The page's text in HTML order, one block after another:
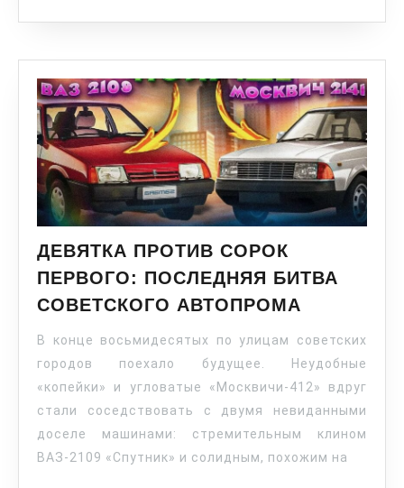
ДЕВЯТКА ПРОТИВ СОРОК
ПЕРВОГО: ПОСЛЕДНЯЯ БИТВА
СОВЕТСКОГО АВТОПРОМА
В конце восьмидесятых по улицам советских
городов поехало будущее. Неудобные
«копейки» и угловатые «Москвичи-412» вдруг
стали соседствовать с двумя невиданными
доселе машинами: стремительным клином
ВАЗ-2109 «Спутник» и солидным, похожим на